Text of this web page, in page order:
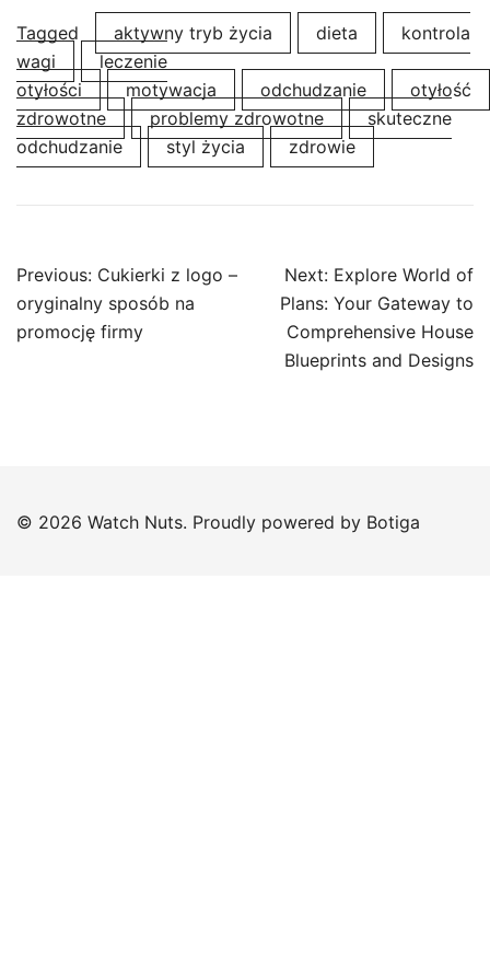
Tagged aktywny tryb życia dieta
kontrola
wagi
leczenie
otyłości
motywacja odchudzanie
otyłość
zdrowotne
problemy zdrowotne
skuteczne
odchudzanie
styl życia zdrowie
Post
navigation
Previous: Cukierki z logo –
oryginalny sposób na
promocję firmy
Next: Explore World of
Plans: Your Gateway to
Comprehensive House
Blueprints and Designs
© 2026 Watch Nuts. Proudly powered by Botiga